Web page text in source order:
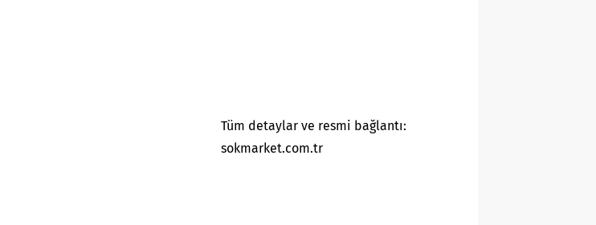
Tüm detaylar ve resmi bağlantı:
sokmarket.com.tr